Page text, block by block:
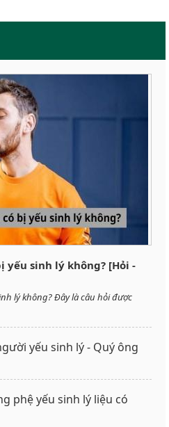
yếu sinh lý không? [Hỏi -
lý không? Đây là câu hỏi được
yếu sinh lý - Quý ông
phệ yếu sinh lý liệu có